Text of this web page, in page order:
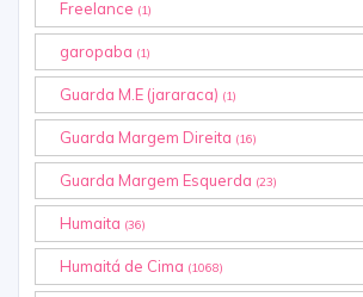
Freelance (1)
garopaba (1)
Guarda M.E (jararaca) (1)
Guarda Margem Direita (16)
Guarda Margem Esquerda (23)
Humaita (36)
Humaitá de Cima (1068)